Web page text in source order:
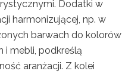
Dodatki w
harmonizującej, np. w
barwach do kolorów
i mebli, podkreślą
aranżacji. Z kolei